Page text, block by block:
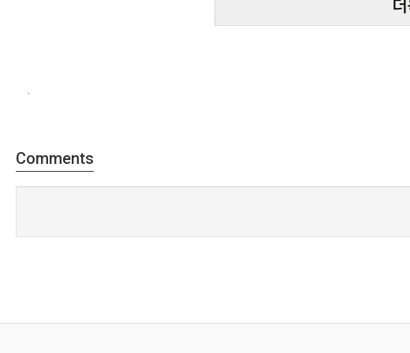
Comments